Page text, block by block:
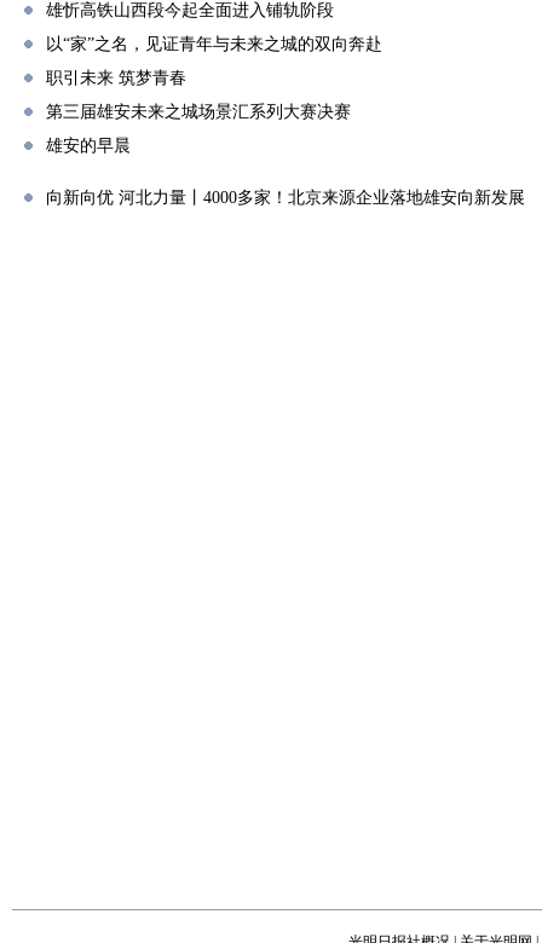
雄忻高铁山西段今起全面进入铺轨阶段
以“家”之名，见证青年与未来之城的双向奔赴
职引未来 筑梦青春
第三届雄安未来之城场景汇系列大赛决赛
雄安的早晨
向新向优 河北力量丨4000多家！北京来源企业落地雄安向新发展